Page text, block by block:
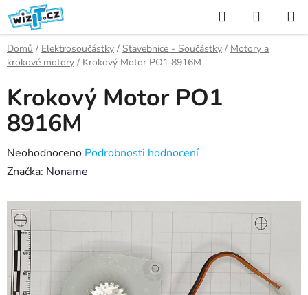
Přejít
na
obsah
Hledat
KOŠÍK
Domů / Elektrosoučástky / Stavebnice - Součástky / Motory a
krokové motory / Krokový Motor PO1 8916M
Krokový Motor PO1
8916M
Průměrné
hodnocení
je
0,0
5
hvězdiček.
Neohodnoceno Podrobnosti hodnocení
Značka: Noname